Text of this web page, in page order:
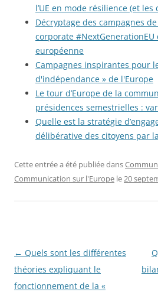
l’UE en mode résilience (et
Décryptage des campagnes
corporate #NextGenerationEU
européenne
Campagnes inspirantes pour
d'indépendance » de l'Europe
Le tour d’Europe de la
présidences semestrielles :
Quelle est la stratégie
délibérative des citoyens par
Cette entrée a été publiée dans
Communication sur l'Europe le20
Navigation
des
articles
← Quels sont les différentes
théories expliquant le
fonctionnement de la «